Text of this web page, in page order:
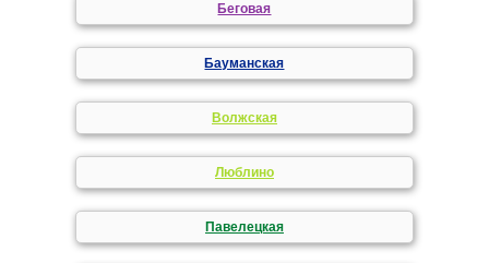
Беговая
Бауманская
Волжская
Люблино
Павелецкая